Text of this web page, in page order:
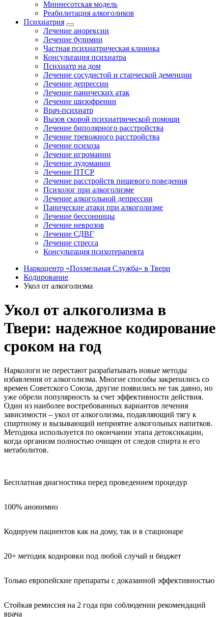
Миннесотская модель
Реабилитация алкоголиков
Психиатрия
Лечение анорексии
Лечение булимии
Частная психиатрическая клиника
Консультация психиатра
Психиатр на дом
Лечение сосудистой и старческой деменции
Лечение депрессии
Лечение панических атак
Лечение шизофрении
Врач-психиатр
Вызов скорой психиатрической помощи
Лечение биполярного расстройства
Лечение тревожного расстройства
Лечение психоза
Лечение игромании
Лечение лудомании
Лечение ПТСР
Лечение расстройств пищевого поведения
Психолог при алкоголизме
Лечение алкогольной депрессии
Панические атаки при алкоголизме
Лечение бессонницы
Лечение неврозов
Лечение СДВГ
Лечение стресса
Консультация психотерапевта
Наркоцентр «Похмельная Служба» в Твери
Кодирование
Укол от алкоголизма
Укол от алкоголизма в
Твери: надежное кодирование
сроком на год
Наркологи не перестают разрабатывать новые методы
избавления от алкоголизма. Многие способы закрепились со
времен Советского Союза, другие появились не так давно, но
уже обрели популярность за счет эффективности действия.
Один из наиболее востребованных вариантов лечения
зависимости – укол от алкоголизма, подавляющий тягу к
спиртному и вызывающий неприятие алкогольных напитков.
Методика используется по окончании этапа детоксикации,
когда организм полностью очищен от следов спирта и его
метаболитов.
Бесплатная диагностика перед проведением процедур
100% анонимно
Кодируем пациентов как на дому, так и в стационаре
20+ методик кодировки под любой случай и бюджет
Только европейские препараты с доказанной эффективностью
Стойкая ремиссия на 2 года при соблюдении рекомендаций
врача